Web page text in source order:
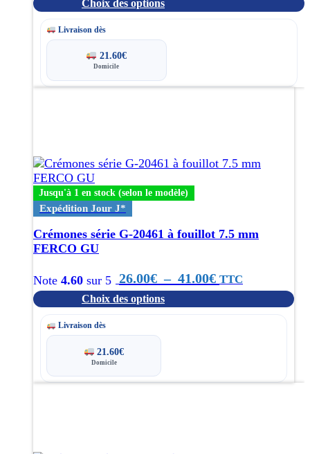
Choix des options
la
Livraison dès
21.60€
Domicile
Jusqu'à 1 en stock (selon le modèle)
Expédition Jour J*
Crémones série G-20461 à fouillot 7.5 mm
FERCO GU
Note 4.60 sur 5 26.00€ – 41.00€Plage
TTC
Choix des options
Les
options
peuvent
être
sur
la
du
produit
Livraison dès
21.60€
Domicile